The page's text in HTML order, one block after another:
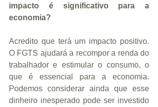
impacto é significativo para a
economia?
Acredito que terá um impacto positivo.
O FGTS ajudará a recompor a renda do
trabalhador e estimular o consumo, o
que é essencial para a economia.
Podemos considerar ainda que esse
dinheiro inesperado pode ser investido